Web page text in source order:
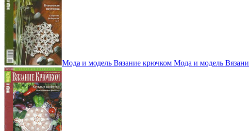
Мода и модель Вязание крючком Мода и модель